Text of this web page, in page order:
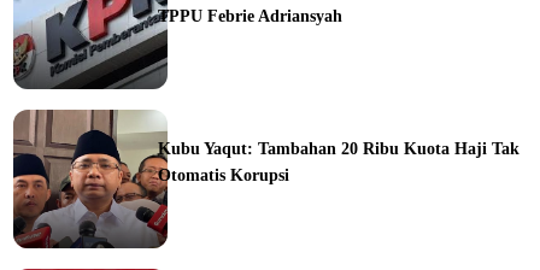
TPPU Febrie Adriansyah
Kubu Yaqut: Tambahan 20 Ribu Kuota Haji Tak
Otomatis Korupsi